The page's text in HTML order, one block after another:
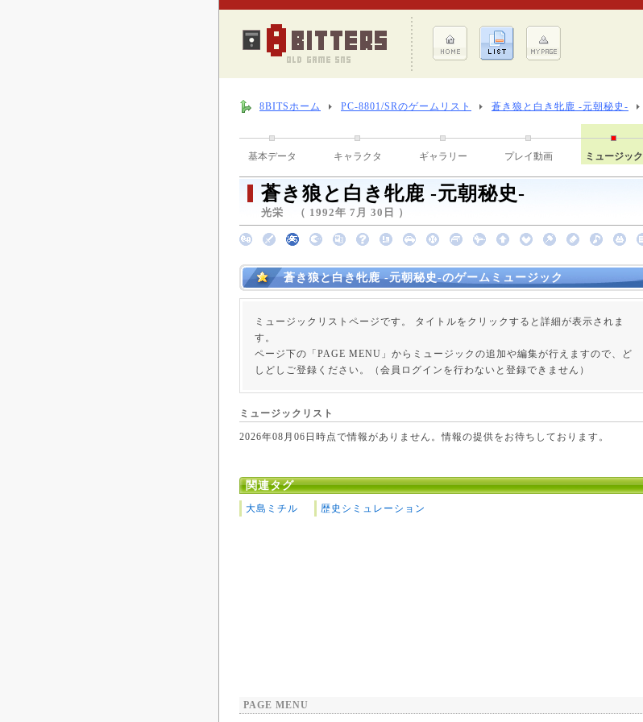
8BITSホーム PC-8801/SRのゲームリスト 蒼き狼と白き牝鹿 -元朝秘史-
基本データ キャラクタ ギャラリー プレイ動画 ミュージック
蒼き狼と白き牝鹿 -元朝秘史-
光栄 （ 1992年 7月 30日 ）
蒼き狼と白き牝鹿 -元朝秘史-のゲームミュージック
ミュージックリストページです。 タイトルをクリックすると詳細が表示されま
す。
ページ下の「PAGE MENU」からミュージックの追加や編集が行えますので、ど
しどしご登録ください。（会員ログインを行わないと登録できません）
ミュージックリスト
2026年08月06日時点で情報がありません。情報の提供をお待ちしております。
関連タグ
大島ミチル 歴史シミュレーション
PAGE MENU